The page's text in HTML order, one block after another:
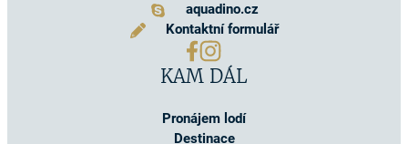
aquadino.cz
Kontaktní formulář
KAM DÁL
Pronájem lodí
Destinace